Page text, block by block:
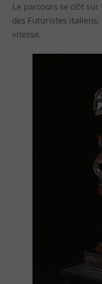
Le parcours se clôt sur
des Futuristes
vitesse.